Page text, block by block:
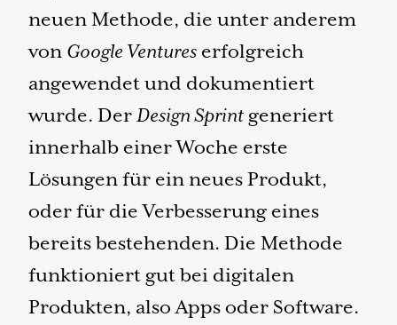
neuen Methode, die unter anderem
von Google Ventures erfolgreich
angewendet und dokumentiert
wurde. DerDesign Sprint generiert
innerhalb einer Woche erste
Lösungen für ein neues Produkt,
oder für die Verbesserung eines
bereits bestehenden. Die Methode
funktioniert gut bei digitalen
Produkten, also Apps oder Software.